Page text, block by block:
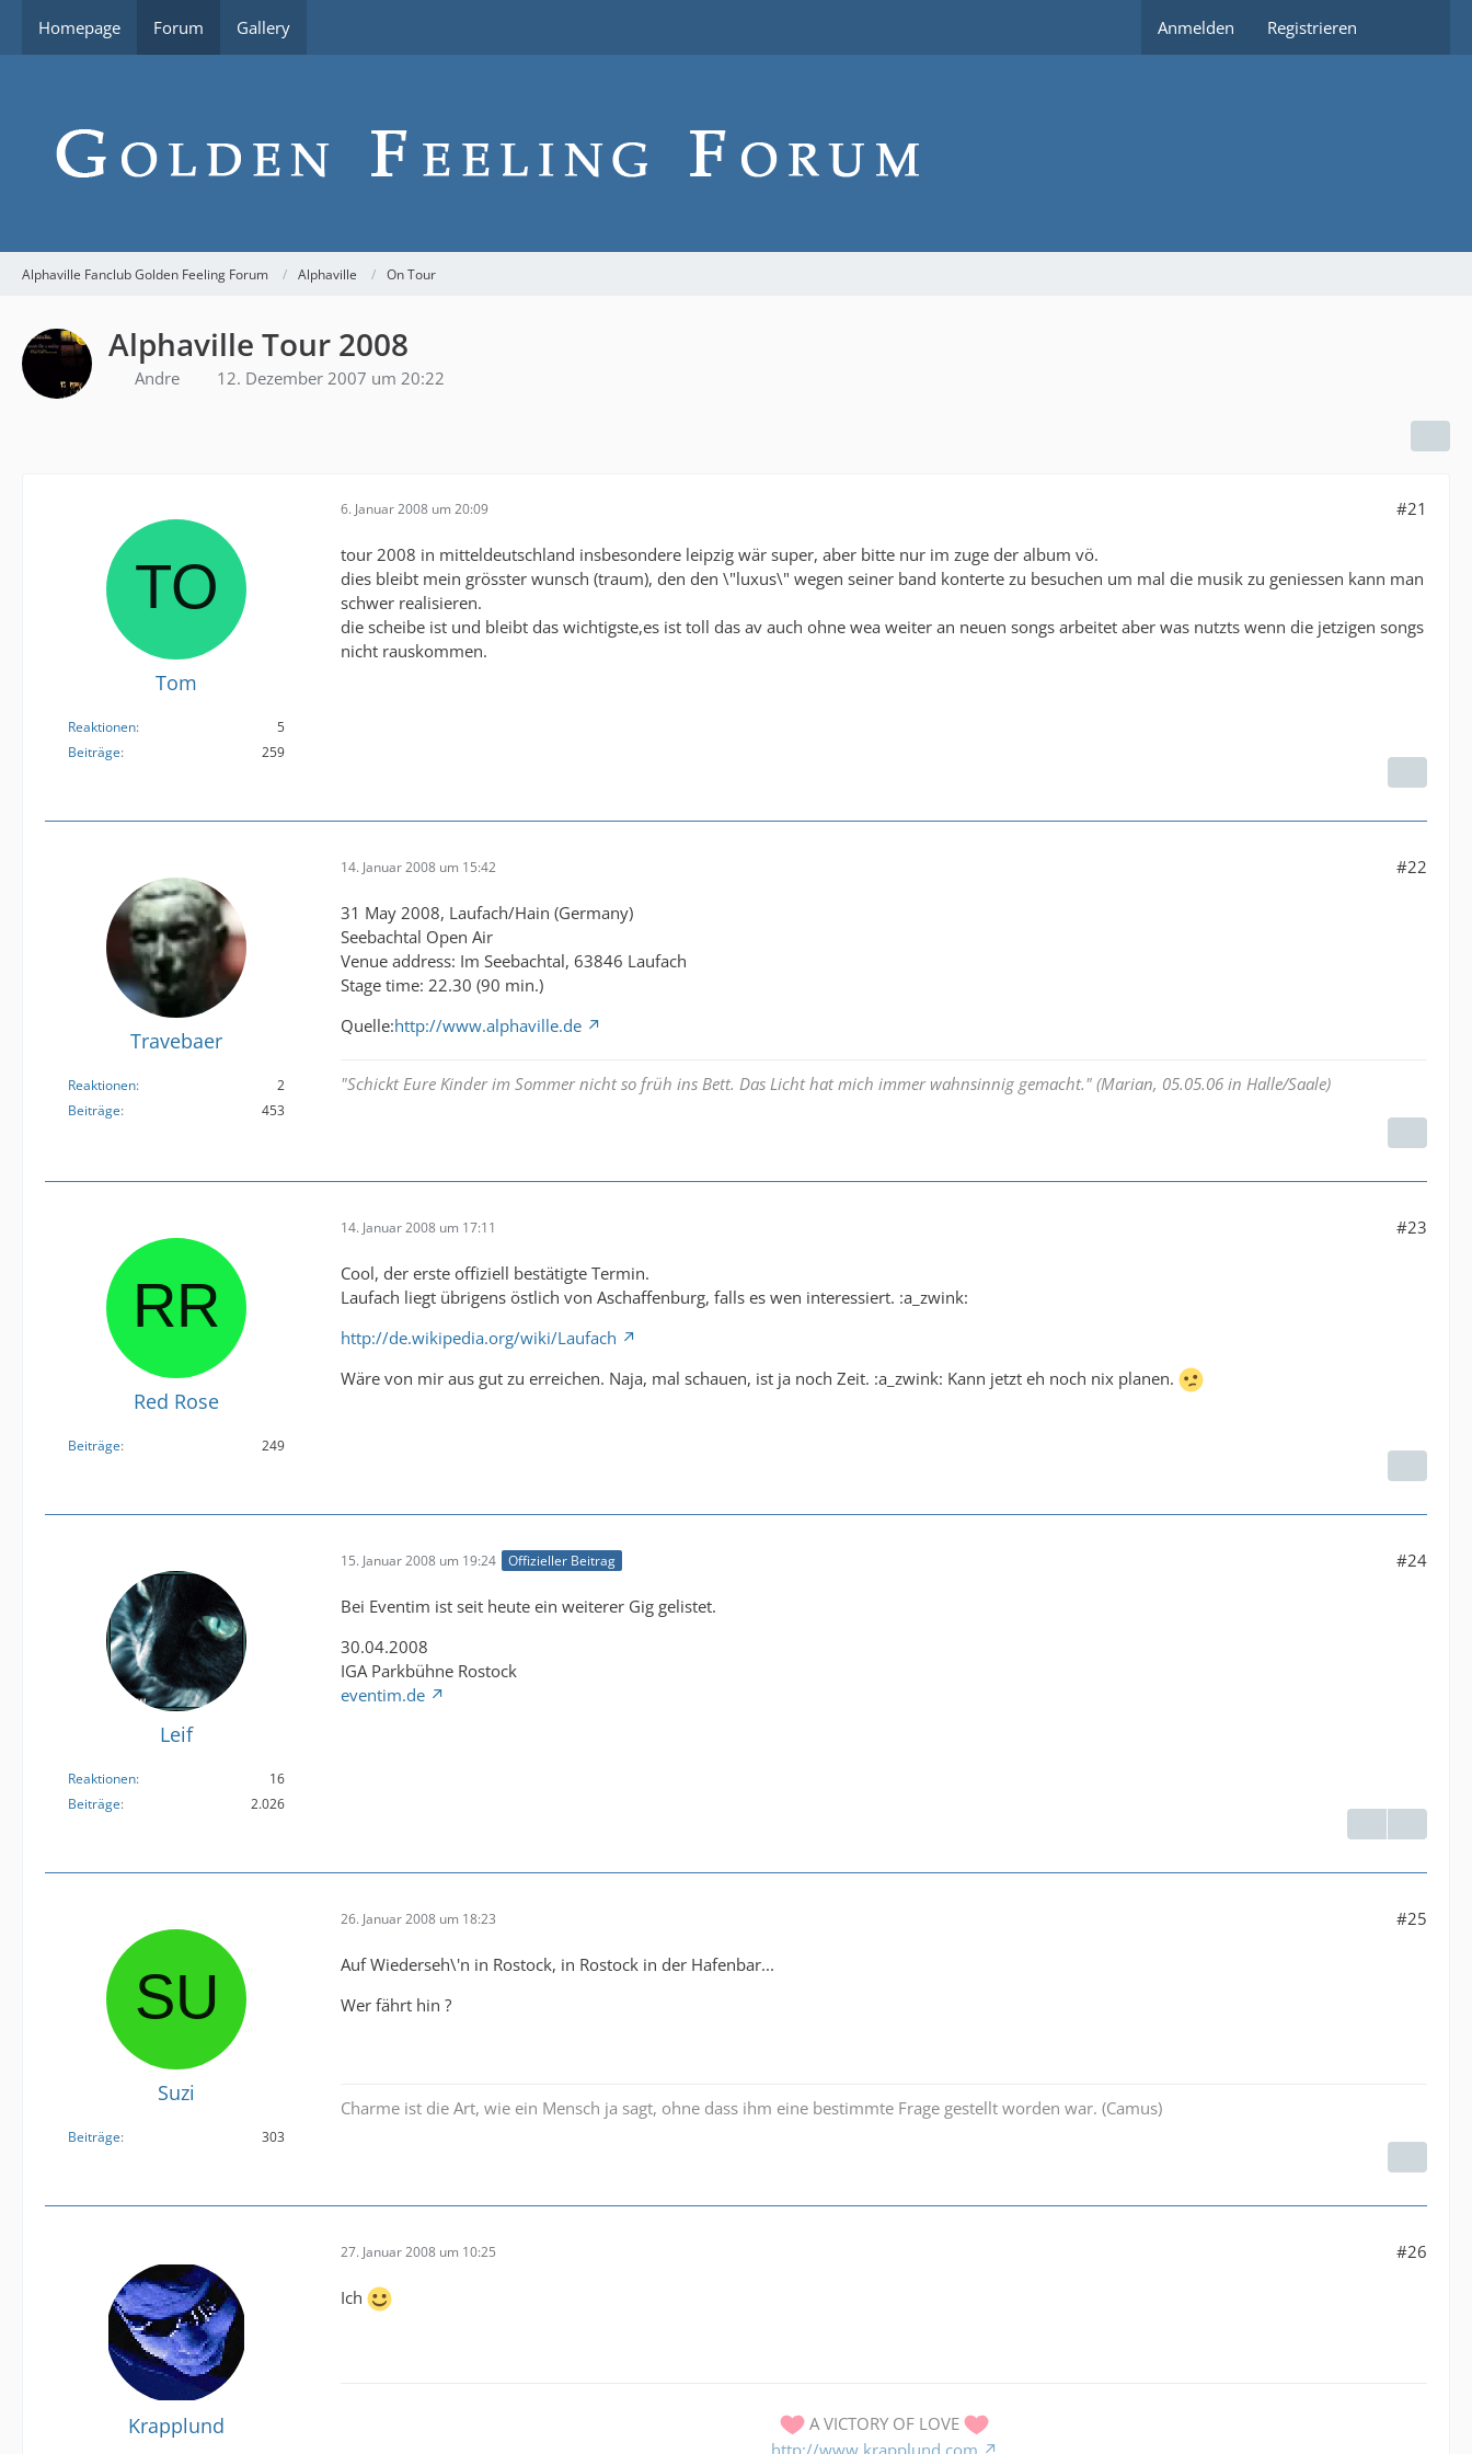
Homepage Forum Gallery Anmelden Registrieren
Alphaville Fanclub Golden Feeling Forum Alphaville On Tour
Alphaville Tour 2008
Andre 12. Dezember 2007 um 20:22
Tom
Reaktionen
5
Beiträge
259
6. Januar 2008 um 20:09 #21
tour 2008 in mitteldeutschland insbesondere leipzig wär super, aber bitte nur im zuge der album vö.
dies bleibt mein grösster wunsch (traum), den den \"luxus\" wegen seiner band konterte zu besuchen um mal die musik zu geniessen kann man
schwer realisieren.
die scheibe ist und bleibt das wichtigste,es ist toll das av auch ohne wea weiter an neuen songs arbeitet aber was nutzts wenn die jetzigen songs
nicht rauskommen.
Travebaer
Reaktionen
2
Beiträge
453
14. Januar 2008 um 15:42 #22
31 May 2008, Laufach/Hain (Germany)
Seebachtal Open Air
Venue address: Im Seebachtal, 63846 Laufach
Stage time: 22.30 (90 min.)
Quelle:http://www.alphaville.de
"Schickt Eure Kinder im Sommer nicht so früh ins Bett. Das Licht hat mich immer wahnsinnig gemacht." (Marian, 05.05.06 in Halle/Saale)
Red Rose
Beiträge 249
14. Januar 2008 um 17:11 #23
Cool, der erste offiziell bestätigte Termin.
Laufach liegt übrigens östlich von Aschaffenburg, falls es wen interessiert. :a_zwink:
http://de.wikipedia.org/wiki/Laufach
Wäre von mir aus gut zu erreichen. Naja, mal schauen, ist ja noch Zeit. :a_zwink: Kann jetzt eh noch nix planen.
Leif
Reaktionen
16
Beiträge
2.026
15. Januar 2008 um 19:24 Offizieller Beitrag #24
Bei Eventim ist seit heute ein weiterer Gig gelistet.
30.04.2008
IGA Parkbühne Rostock
eventim.de
Suzi
Beiträge 303
26. Januar 2008 um 18:23 #25
Auf Wiederseh\'n in Rostock, in Rostock in der Hafenbar...
Wer fährt hin ?
Charme ist die Art, wie ein Mensch ja sagt, ohne dass ihm eine bestimmte Frage gestellt worden war. (Camus)
Krapplund
27. Januar 2008 um 10:25 #26
Ich
A VICTORY OF LOVE
http://www.krapplund.com